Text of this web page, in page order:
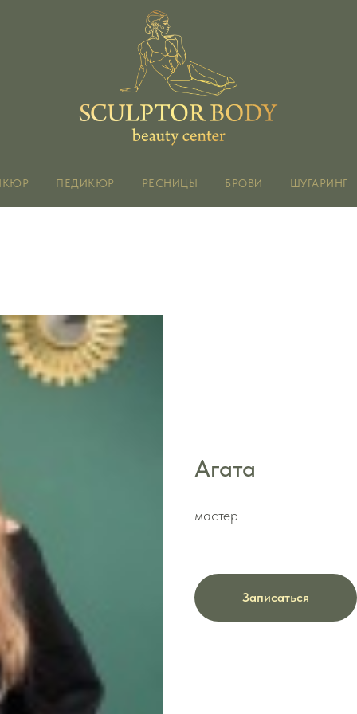
ПЕДИКЮР РЕСНИЦЫ БРОВИ ШУГАРИНГ
Агата
мастер
Записаться